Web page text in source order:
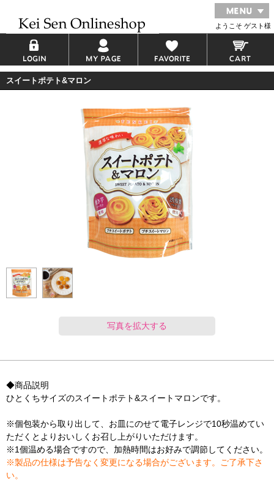
ようこそ ゲスト様
スイートポテト&マロン
写真を拡大する
◆商品説明
ひとくちサイズのスイートポテト&スイートマロンです。
※個包装から取り出して、お皿にのせて電子レンジで10秒温めてい
ただくとよりおいしくお召し上がりいただけます。
※1個温める場合ですので、加熱時間はお好みで調節してください。
※製品の仕様は予告なく変更になる場合がございます。ご了承下さ
い。